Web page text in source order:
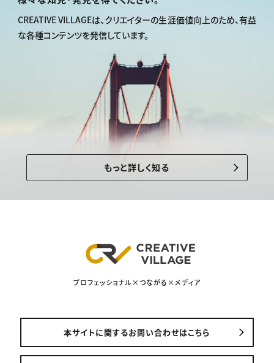
CREATIVE VILLAGEは、 クリエイターの生涯価値向上のため、有益
な各種コンテンツを発信しています。
もっと詳しく知る
プロフェッショナル×つながる×メディア
本サイトに関するお問い合わせはこちら